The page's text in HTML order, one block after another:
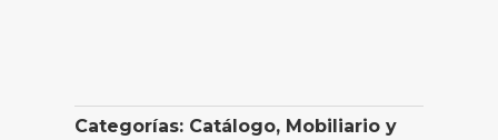
Categorías: Catálogo, Mobiliario y